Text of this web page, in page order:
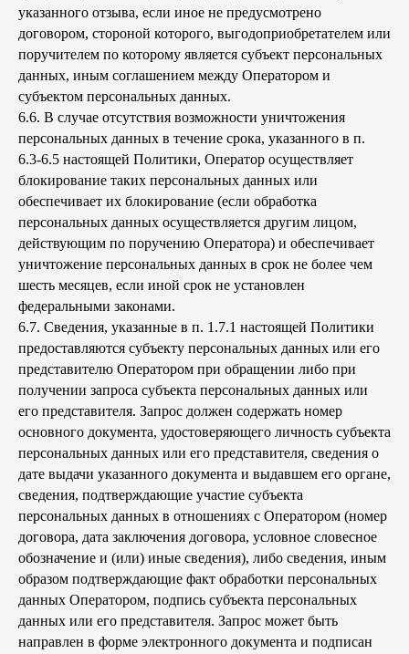
указанного отзыва, если иное не предусмотрено
договором, стороной которого, выгодоприобретателем или
поручителем по которому является субъект персональных
данных, иным соглашением между Оператором и
субъектом персональных данных.
6.6. В случае отсутствия возможности уничтожения
персональных данных в течение срока, указанного в п.
6.3-6.5 настоящей Политики, Оператор осуществляет
блокирование таких персональных данных или
обеспечивает их блокирование (если обработка
персональных данных осуществляется другим лицом,
действующим по поручению Оператора) и обеспечивает
уничтожение персональных данных в срок не более чем
шесть месяцев, если иной срок не установлен
федеральными законами.
6.7. Сведения, указанные в п. 1.7.1 настоящей Политики
предоставляются субъекту персональных данных или его
представителю Оператором при обращении либо при
получении запроса субъекта персональных данных или
его представителя. Запрос должен содержать номер
основного документа, удостоверяющего личность субъекта
персональных данных или его представителя, сведения о
дате выдачи указанного документа и выдавшем его органе,
сведения, подтверждающие участие субъекта
персональных данных в отношениях с Оператором (номер
договора, дата заключения договора, условное словесное
обозначение и (или) иные сведения), либо сведения, иным
образом подтверждающие факт обработки персональных
данных Оператором, подпись субъекта персональных
данных или его представителя. Запрос может быть
направлен в форме электронного документа и подписан